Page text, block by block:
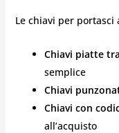
Le chiavi per portasci
Chiavi piatte
semplice
Chiavi
Chiavi con
all’acquisto